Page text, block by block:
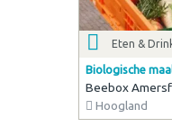
Eten &
Biologische
Beebox
Hoogland